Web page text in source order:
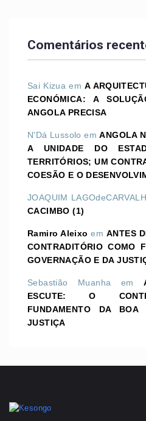
Comentários
Sai Kizua emA
ECONÓMICA: A
ANGOLA PRECISA
N'Dá Lussolo emANGOLA
A UNIDADE DO
TERRITÓRIOS; UM
COESÃO E O
JOAQUIM
CACIMBO (1)
Ramiro Aleixo emANTES
CONTRADITÓRIO COMO
GOVERNAÇÃO E DA
Sebastião Muanha em
ESCUTE: O
FUNDAMENTO DA BOA
JUSTIÇA